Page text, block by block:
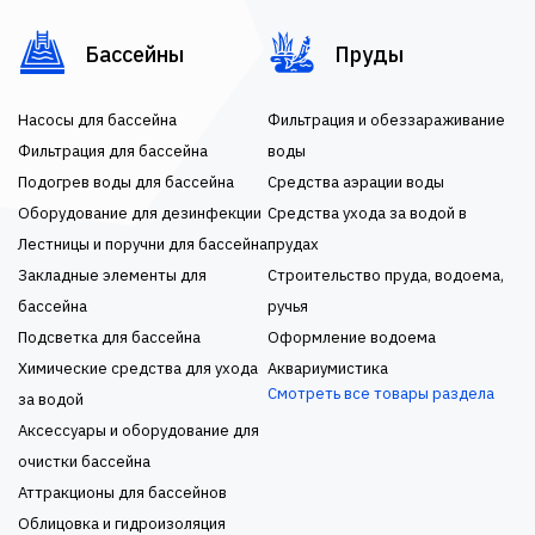
Бассейны
Насосы для бассейна
Фильтрация для бассейна
Подогрев воды для бассейна
Оборудование для дезинфекции
Лестницы и поручни для бассейна
Закладные элементы для
бассейна
Подсветка для бассейна
Химические средства для ухода
за водой
Аксессуары и оборудование для
очистки бассейна
Аттракционы для бассейнов
Облицовка и гидроизоляция
Пруды
Фильтрация и обеззараживание
воды
Средства аэрации воды
Средства ухода за водой в
прудах
Строительство пруда, водоема,
ручья
Оформление водоема
Аквариумистика
Смотреть все товары раздела